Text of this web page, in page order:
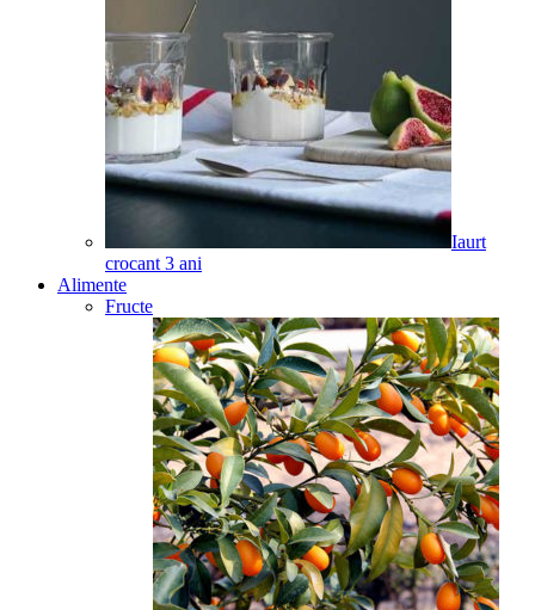
Iaurt
crocant 3 ani
Alimente
Fructe